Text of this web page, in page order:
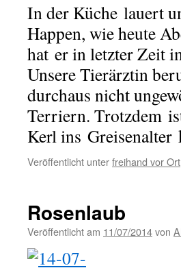
In der Küche lauert
Happen, wie heute
hat er in letzter Zeit
Unsere Tierärztin
durchaus nicht
Terriern. Trotzdem
Kerl ins Greisenalter
Veröffentlicht unterfreihand vor Ort
Rosenlaub
Veröffentlicht am 11/07/2014von Al